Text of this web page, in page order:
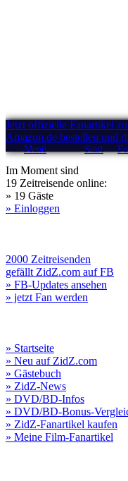
Jetzt offizielle Fanartikel
Amazon.de bestellen und
Menü Start
Im Moment sind
19 Zeitreisende online:
» 19 Gäste
» Einloggen
2000 Zeitreisenden
gefällt ZidZ.com auf FB
» FB-Updates ansehen
» jetzt Fan werden
» Startseite
» Neu auf ZidZ.com
» Gästebuch
» ZidZ-News
» DVD/BD-Infos
» DVD/BD-Bonus-
» ZidZ-Fanartikel kaufen
» Meine Film-Fanartikel